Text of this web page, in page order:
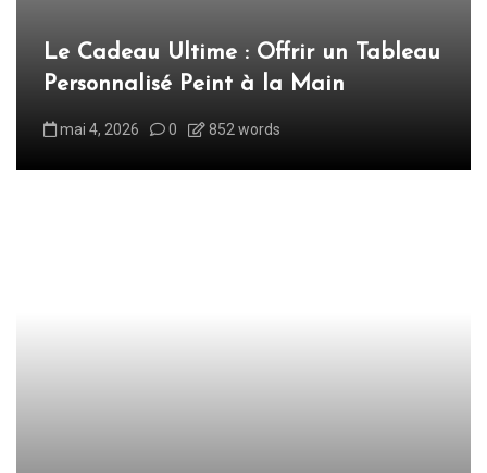
i
Le Cadeau Ultime : Offrir un Tableau
Personnalisé Peint à la Main
mai 4, 2026 0 852 words